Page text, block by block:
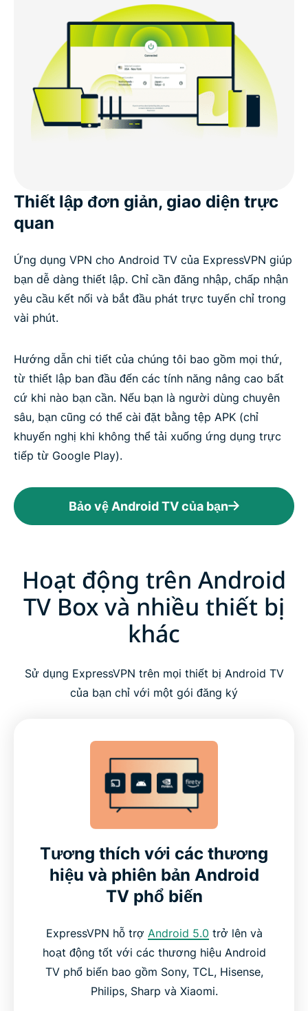
Thiết lập đơn giản, giao diện trực
quan
Ứng dụng VPN cho Android TV của ExpressVPN giúp
bạn dễ dàng thiết lập. Chỉ cần đăng nhập, chấp nhận
yêu cầu kết nối và bắt đầu phát trực tuyến chỉ trong
vài phút.
Hướng dẫn chi tiết của chúng tôi bao gồm mọi thứ,
từ thiết lập ban đầu đến các tính năng nâng cao bất
cứ khi nào bạn cần. Nếu bạn là người dùng chuyên
sâu, bạn cũng có thể cài đặt bằng tệp APK (chỉ
khuyến nghị khi không thể tải xuống ứng dụng trực
tiếp từ Google Play).
Bảo vệ Android TV của bạn
Hoạt động trên Android
TV Box và nhiều thiết bị
khác
Sử dụng ExpressVPN trên mọi thiết bị Android TV
của bạn chỉ với một gói đăng ký
Tương thích với các thương
hiệu và phiên bản Android
TV phổ biến
ExpressVPN hỗ trợ Android 5.0 trở lên và
hoạt động tốt với các thương hiệu Android
TV phổ biến bao gồm Sony, TCL, Hisense,
Philips, Sharp và Xiaomi.